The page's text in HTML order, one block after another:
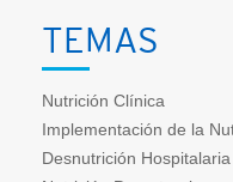
TEMAS
Nutrición Clínica
Implementación de la
Desnutrición Hospitalaria